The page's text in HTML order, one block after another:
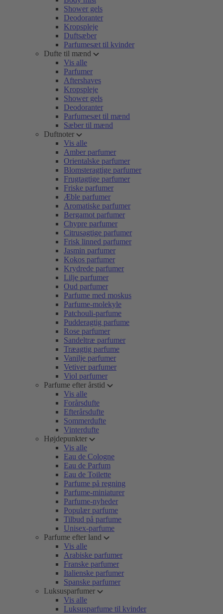
Shower gels
Deodoranter
Kropspleje
Duftsæber
Parfumesæt til kvinder
Dufte til mænd
Vis alle
Parfumer
Aftershaves
Kropspleje
Shower gels
Deodoranter
Parfumesæt til mænd
Sæber til mænd
Duftnoter
Vis alle
Amber parfumer
Orientalske parfumer
Blomsteragtige parfumer
Frugtagtige parfumer
Friske parfumer
Æble parfumer
Aromatiske parfumer
Bergamot parfumer
Chypre parfumer
Citrusagtige parfumer
Frisk linned parfumer
Jasmin parfumer
Kokos parfumer
Krydrede parfumer
Lilje parfumer
Oud parfumer
Parfume med moskus
Parfume-molekyle
Patchouli-parfume
Pudderagtig parfume
Rose parfumer
Sandeltræ parfumer
Træagtig parfume
Vanilje parfumer
Vetiver parfumer
Viol parfumer
Parfume efter årstid
Vis alle
Forårsdufte
Efterårsdufte
Sommerdufte
Vinterdufte
Højdepunkter
Vis alle
Eau de Cologne
Eau de Parfum
Eau de Toilette
Parfume på regning
Parfume-miniaturer
Parfume-nyheder
Populær parfume
Tilbud på parfume
Unisex-parfume
Parfume efter land
Vis alle
Arabiske parfumer
Franske parfumer
Italienske parfumer
Spanske parfumer
Luksusparfumer
Vis alle
Luksusparfume til kvinder